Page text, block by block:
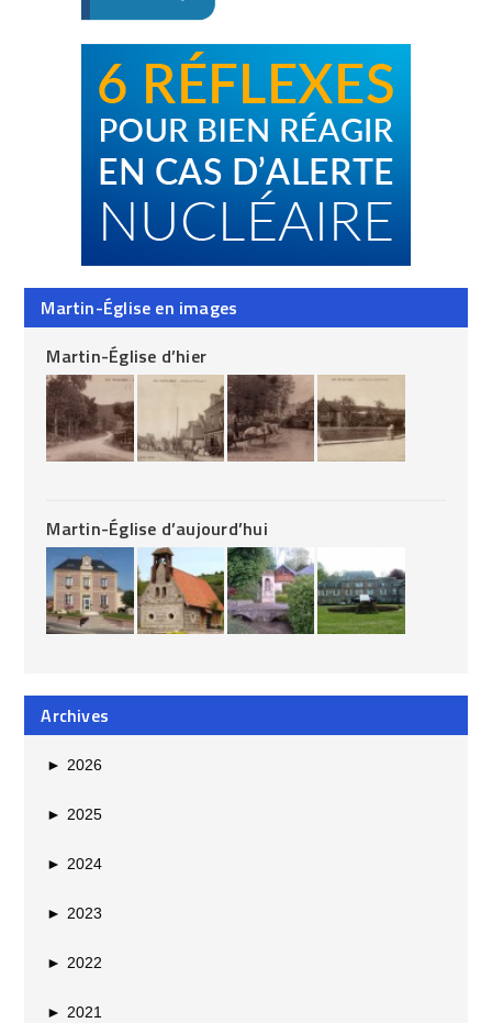
Martin-Église en images
Martin-Église d’hier
Martin-Église d’aujourd’hui
Archives
► 2026
► 2025
► 2024
► 2023
► 2022
► 2021